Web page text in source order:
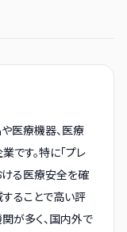
医療機器、医療
です。特に「プレ
ける医療安全を確
ることで高い評
が多く、国内外で